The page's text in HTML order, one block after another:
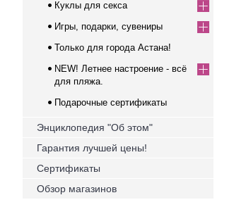
Куклы для секса
Игры, подарки, сувениры
Только для города Астана!
NEW! Летнее настроение - всё
для пляжа.
Подарочные сертификаты
Энциклопедия "Об этом"
Гарантия лучшей цены!
Сертификаты
Обзор магазинов